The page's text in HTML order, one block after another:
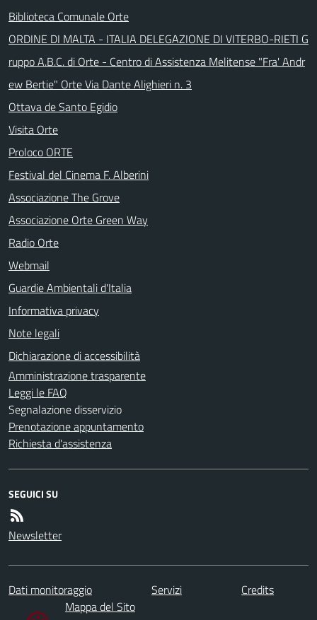
Biblioteca Comunale Orte
ORDINE DI MALTA - ITALIA DELEGAZIONE DI VITERBO-RIETI G
ruppo A.B.C. di Orte - Centro di Assistenza Melitense "Fra' Andr
ew Bertie" Orte Via Dante Alighieri n. 3
Ottava de Santo Egidio
Visita Orte
Proloco ORTE
Festival del Cinema F. Alberini
Associazione The Grove
Associazione Orte Green Way
Radio Orte
Webmail
Guardie Ambientali d'Italia
Informativa privacy
Note legali
Dichiarazione di accessibilità
Amministrazione trasparente
Leggi le FAQ
Segnalazione disservizio
Prenotazione appuntamento
Richiesta d'assistenza
SEGUICI SU
Newsletter
Dati monitoraggio Servizi
Credits
Mappa del Sito